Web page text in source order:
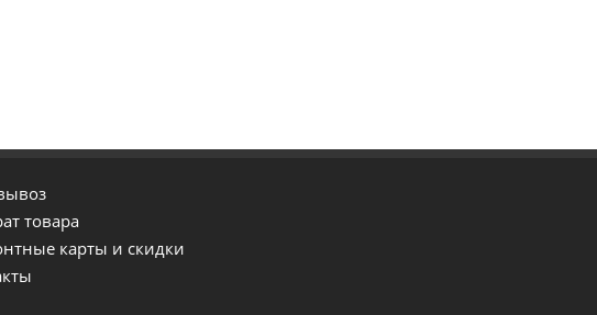
товара
карты и скидки